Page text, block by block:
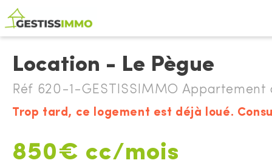
Location - Le Pègue
Réf 620-1-GESTISSIMMO Appartement
Trop tard, ce logement est déjà loué.
850€ cc/mois